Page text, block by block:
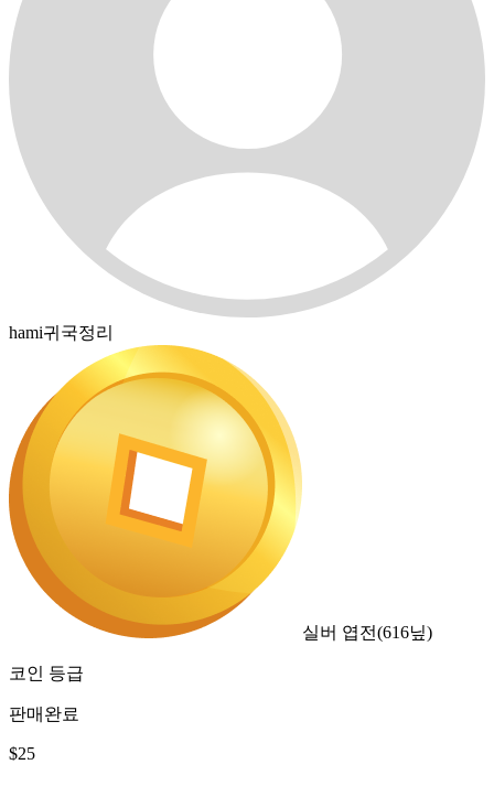
hami귀국정리
실버 엽전(616닢)
코인 등급
판매완료
$25